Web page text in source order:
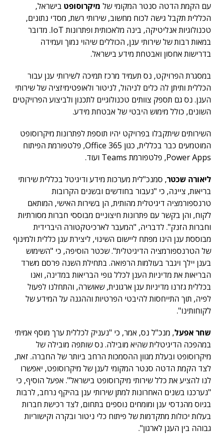
עם הקמת הדטה סנטר המקומי של מיקרוסופט בישראל,
הכללית תקבל גישה לכוח מחשוב, שירותי רשת, מסדי נתונים,
טכנולוגיות אנליטיקה, בינה מלאכותית ופתרונות IoT. מדובר
במאות רבות של שירותי ענן, הכוללים שיהוי נמוך ועמידה
בדרישות אחסון ואבטחת מידע בישראל.
במסגרת הפרויקט, נס תעמיד מרכז תמיכה לשירותי ענן עבור
הכללית ותיתן לה כלים לניהול, לניטור ולאופטימיזציה של שירותי
הענן. נס גם תספק צוותים טכנולוגיים לתכנון ולביצוע הפרויקטים
השונים, כולל מימוש היבטי של אבטחת מידע.
השירותים שיתקבלו בפרויקט יהיו תוספת לפתרונות מיקרוסופט
המוטמעים כבר בכללית, כגון Office 365, פלטפורמת הפיתוח
Power Apps, פלטפורמת Teams ועוד.
ליאורה שכטר, סמנכ"לית מערכות מידע ודיגיטל בכללית שירותי
בריאות, ציינה, כי "נעבור בחודשים ובשנים הקרובות
טרנספורמציה דיגיטלית מהותית, הן בשירות האישי, המותאם
לקוח, והן בקשר עם פתרונות חיצוניים מבוססי חברות מסורתיות
וחברות הזנק". לדבריה, "המעבר לארכיטקטורה היברידית
מבוססת ענן הינו מפתח ליישום השינוי, ליצירת ענן כללית ולמינוף
של הטרנספורמציה הדיגיטלית". שכטר הוסיפה, כי "השימוש
בענן יילך ויגבר בעולמות הרפואה. בתחילת השנה פרסם משרד
הבריאות את מדיניות הענן לכלל גופי הבריאות במדינה, ואנו
בכללית גזרנו מדיניות ענן ארגונית, שאושרה, והתחלנו לפעול
לפיה, תוך התייחסות להיבטי הפרטיות וההגנה על המידע של
לקוחותינו".
שחר אפעל, מנכ"ל נס, אמר, כי "נעניק לכללית ערך מוסף אמיתי
במהפכה הדיגיטלית שהיא מובילה. נס שותפה מובילה של
מיקרוסופט ובעלת מגוון ההסמכות הרחב ביותר של החברה. זאת,
לצד הקמת הדטה סנטר המקומי לענן של מיקרוסופט, יאפשרו
לנו להציע את כלל שירותי מיקרוסופט בישראל". אפעל הוסיף, כי
"נערכנו בשנים האחרונות למתן שירותי ענן בהיקף נרחב, לרבות
בגיוס מהנדסי ענן ומומחים נוספים בתחום, לצד רכישת חברות
בעלות יכולות מתקדמות של פיתוח כלי ניטור ובקרה וקישוריות
גבוהה בין הענן לארגון".